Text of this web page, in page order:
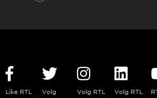
Like RTL
Volg
Volg RTL
Volg RTL